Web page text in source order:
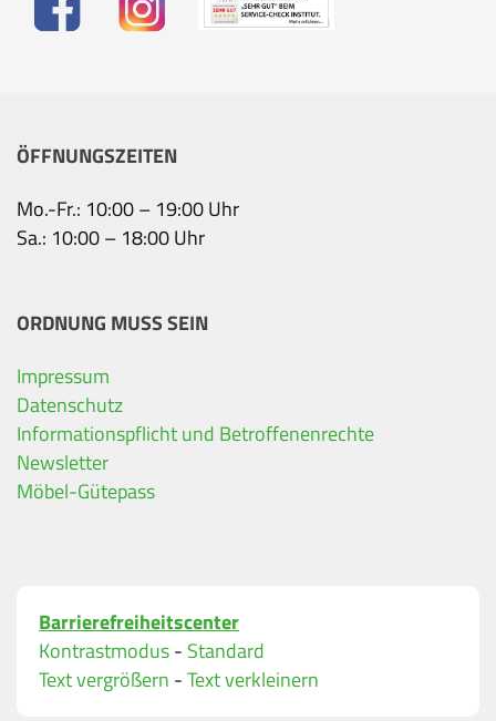
ÖFFNUNGSZEITEN
Mo.-Fr.: 10:00 – 19:00 Uhr
Sa.: 10:00 – 18:00 Uhr
ORDNUNG MUSS SEIN
Impressum
Datenschutz
Informationspflicht und Betroffenenrechte
Newsletter
Möbel-Gütepass
Barrierefreiheitscenter
Kontrastmodus- Standard
Text vergrößern -Text verkleinern
Ihre Kontaktdaten
Alle mit Stern gekennzeichneten Felder sind
Name
Bitte geben Sie eine gültige E-Mail-Adresse ein.
Telefon*